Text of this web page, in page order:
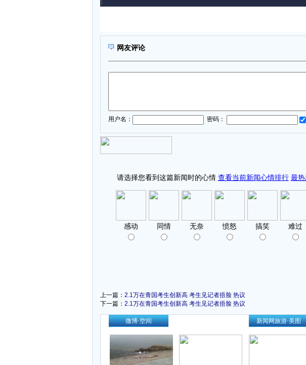
网友评论
用户名： 密码：
上一篇： 2.1万在青国考生创新高 考生见记者捂脸 热议
下一篇： 2.1万在青国考生创新高 考生见记者捂脸 热议